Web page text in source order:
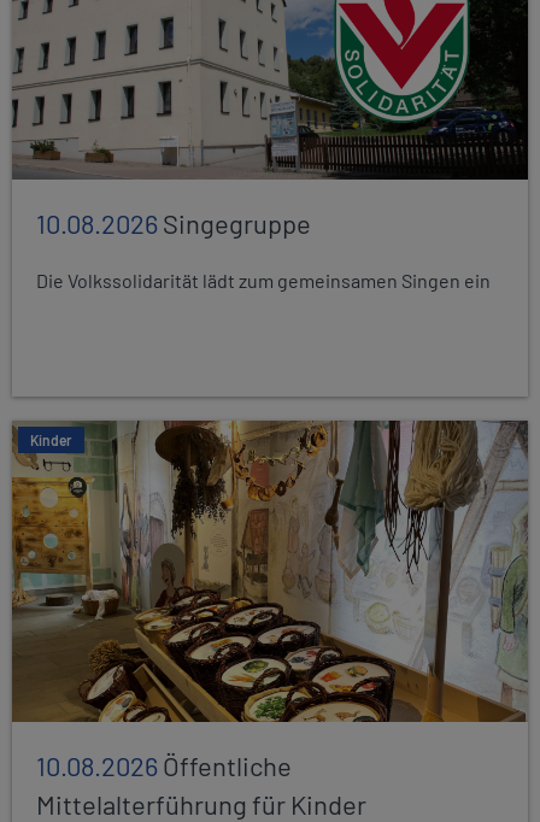
10.08.2026Singegruppe
Die Volkssolidarität lädt zum gemeinsamen Singen ein
Kinder
10.08.2026Öffentliche
Mittelalterführung für Kinder